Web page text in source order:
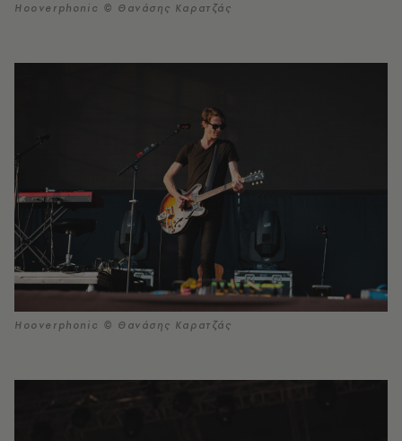
Hooverphonic © Θανάσης Καρατζάς
Hooverphonic © Θανάσης Καρατζάς